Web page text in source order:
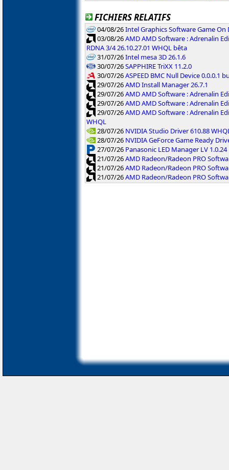
FICHIERS RELATIFS
04/08/26Intel Graphics Software Game On
03/08/26AMD AMD Software : Adrenalin
RDNA 3/4 26.10.27.01 WHQL bêta
31/07/26Intel mesa 3D 26.1.6
30/07/26SAPPHIRE TriXX 11.2.0
30/07/26ASPEED BMC Null Device 0.0.0.1
29/07/26AMD Install Manager 26.7.1
29/07/26AMD AMD Software : Adrenalin
29/07/26AMD AMD Software : Adrenalin
29/07/26AMD AMD Software : Adrenalin
WHQL
28/07/26 NVIDIA Studio Driver 610.88
28/07/26 NVIDIA GeForce Game Ready
27/07/26 Panasonic LED Manager LV 1.0.24
21/07/26AMD Radeon/Radeon PRO
21/07/26AMD Radeon/Radeon PRO
21/07/26AMD Radeon/Radeon PRO